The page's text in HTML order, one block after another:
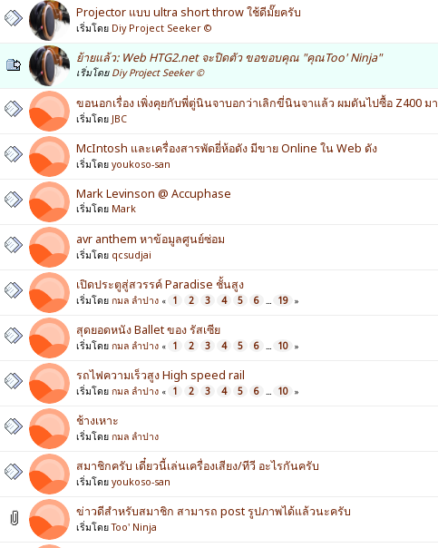
Projector แบบ ultra short throw ใช้ดีมั๊ยครับ
เริ่มโดย Diy Project Seeker ©
ย้ายแล้ว: Web HTG2.net จะปิดตัว ขอขอบคุณ "คุณToo' Ninja"
เริ่มโดย Diy Project Seeker ©
ขอนอกเรื่อง เพิ่งคุยกับพี่ตู่นินจาบอกว่าเลิกขี่นินจาแล้ว ผมดันไปซื้อ Z400 มา
เริ่มโดย JBC
McIntosh และเครื่องสารพัดยี่ห้อดัง มีขาย Online ใน Web ดัง
เริ่มโดย youkoso-san
Mark Levinson @ Accuphase
เริ่มโดย Mark
avr anthem หาข้อมูลศูนย์ซ่อม
เริ่มโดย qcsudjai
เปิดประตูสู่สวรรค์ Paradise ชั้นสูง
เริ่มโดย กมล ลำปาง « 1 2 3 4 5 6 ... 19 »
สุดยอดหนัง Ballet ของ รัสเซีย
เริ่มโดย กมล ลำปาง « 1 2 3 4 5 6 ... 10 »
รถไฟความเร็วสูง High speed rail
เริ่มโดย กมล ลำปาง « 1 2 3 4 5 6 ... 10 »
ช้างเหาะ
เริ่มโดย กมล ลำปาง
สมาชิกครับ เดี๋ยวนี้เล่นเครื่องเสียง/ทีวี อะไรกันครับ
เริ่มโดย youkoso-san
ข่าวดีสำหรับสมาชิก สามารถ post รูปภาพได้แล้วนะครับ
เริ่มโดยToo' Ninja